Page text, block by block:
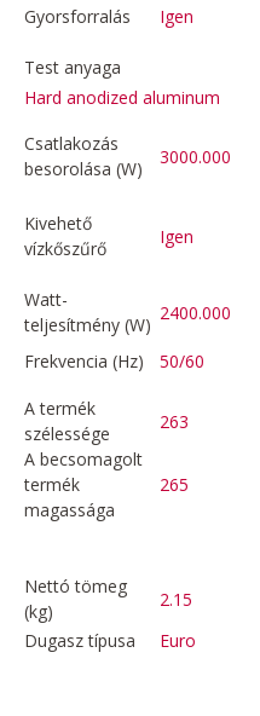
Gyorsforralás Igen
Test anyaga
Hard anodized aluminum
Csatlakozás
besorolása (W)
3000.000
Kivehető
vízkőszűrő
Igen
Watt-
teljesítmény (W)
2400.000
Frekvencia (Hz)
50/60
A termék
szélessége
263
A becsomagolt
termék
magassága
265
Nettó tömeg
(kg)
2.15
Dugasz típusa
Euro